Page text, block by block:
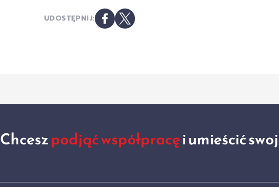
UDOSTĘPNIJ:
Chceszpodjąć współpracęi umieścić